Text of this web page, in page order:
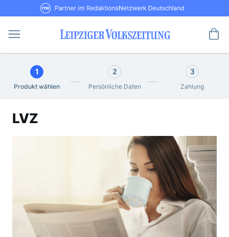
Direkt
zum
RND Partner im RedaktionsNetzwerk
1
Produkt wählen
2
Persönliche Daten
3
Zahlung
LVZ